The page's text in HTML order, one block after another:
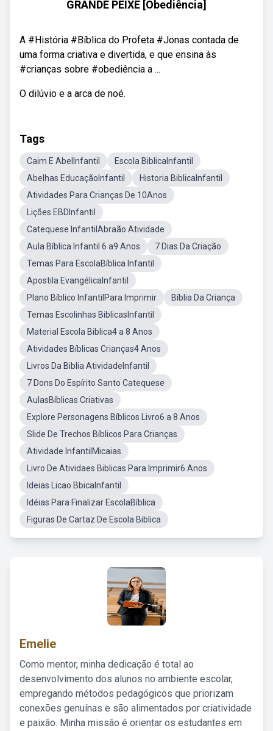
GRANDE PEIXE [Obediência]
A #História #Bíblica do Profeta #Jonas contada de
uma forma criativa e divertida, e que ensina às
#crianças sobre #obediência a ...
O dilúvio e a arca de noé.
Tags
Caim E AbelInfantil
Escola BiblicaInfantil
Abelhas EducaçãoInfantil
Historia BiblicaInfantil
Atividades Para Crianças De 10Anos
Lições EBDInfantil
Catequese InfantilAbraão Atividade
Aula Bíblica Infantil 6 a9 Anos
7 Dias Da Criação
Temas Para EscolaBíblica Infantil
Apostila EvangélicaInfantil
Plano Bíblico InfantilPara Imprimir
Bíblia Da Criança
Temas Escolinhas BiblicasInfantil
Material Escola Biblica4 a 8 Anos
Atividades Bíblicas Crianças4 Anos
Livros Da Biblia AtividadeInfantil
7 Dons Do Espírito Santo Catequese
AulasBíblicas Criativas
Explore Personagens Bíblicos Livro6 a 8 Anos
Slide De Trechos Bíblicos Para Crianças
Atividade InfantilMicaias
Livro De Atividaes Biblicas Para Imprimir6 Anos
Ideias Licao BbicaInfantil
Idéias Para Finalizar EscolaBíblica
Figuras De Cartaz De Escola Biblica
Emelie
Como mentor, minha dedicação é total ao
desenvolvimento dos alunos no ambiente escolar,
empregando métodos pedagógicos que priorizam
conexões genuínas e são alimentados por criatividade
e paixão. Minha missão é orientar os estudantes em